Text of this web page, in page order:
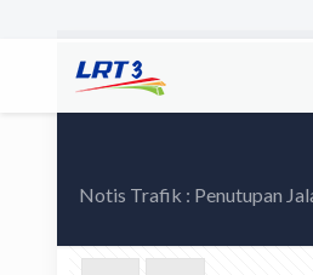
Notis Trafik : Penutupan